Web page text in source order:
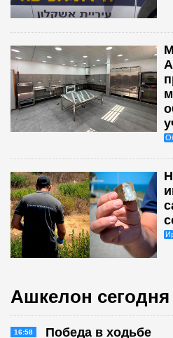
Ашкелон сегодня
16:58 Победа в ходьбе